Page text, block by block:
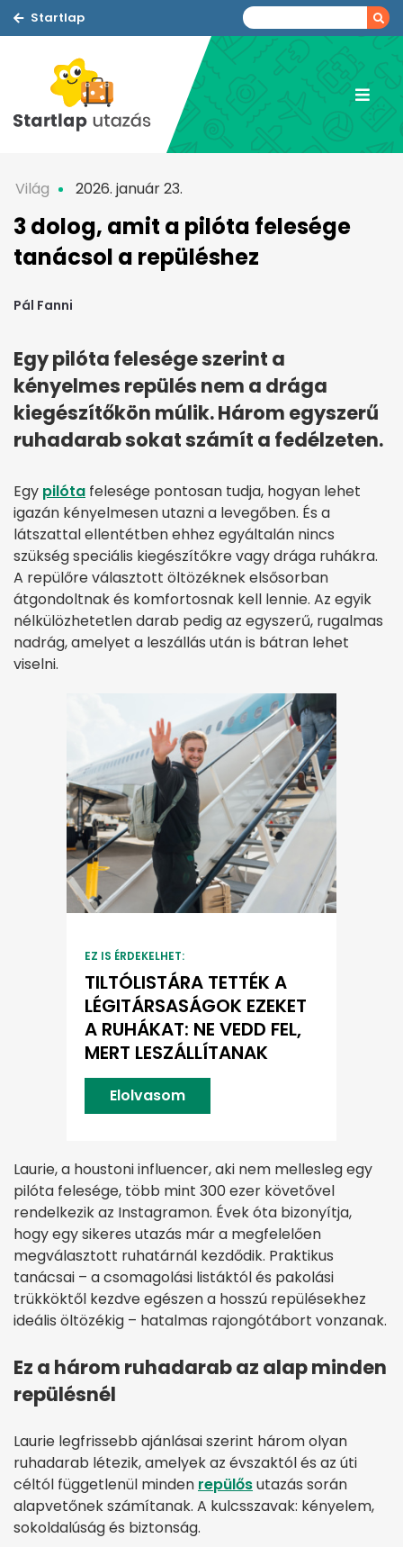
Startlap
Világ 2026. január 23.
3 dolog, amit a pilóta felesége
tanácsol a repüléshez
Pál Fanni
Egy pilóta felesége szerint a
kényelmes repülés nem a drága
kiegészítőkön múlik. Három egyszerű
ruhadarab sokat számít a fedélzeten.
Egy pilóta felesége pontosan tudja, hogyan lehet
igazán kényelmesen utazni a levegőben. És a
látszattal ellentétben ehhez egyáltalán nincs
szükség speciális kiegészítőkre vagy drága ruhákra.
A repülőre választott öltözéknek elsősorban
átgondoltnak és komfortosnak kell lennie. Az egyik
nélkülözhetetlen darab pedig az egyszerű, rugalmas
nadrág, amelyet a leszállás után is bátran lehet
viselni.
EZ IS ÉRDEKELHET:
TILTÓLISTÁRA TETTÉK A
LÉGITÁRSASÁGOK EZEKET
A RUHÁKAT: NE VEDD FEL,
MERT LESZÁLLÍTANAK
Elolvasom
Laurie, a houstoni influencer, aki nem mellesleg egy
pilóta felesége, több mint 300 ezer követővel
rendelkezik az Instagramon. Évek óta bizonyítja,
hogy egy sikeres utazás már a megfelelően
megválasztott ruhatárnál kezdődik. Praktikus
tanácsai – a csomagolási listáktól és pakolási
trükköktől kezdve egészen a hosszú repülésekhez
ideális öltözékig – hatalmas rajongótábort vonzanak.
Ez a három ruhadarab az alap minden
repülésnél
Laurie legfrissebb ajánlásai szerint három olyan
ruhadarab létezik, amelyek az évszaktól és az úti
céltól függetlenül minden repülősutazás során
alapvetőnek számítanak. A kulcsszavak: kényelem,
sokoldalúság és biztonság.